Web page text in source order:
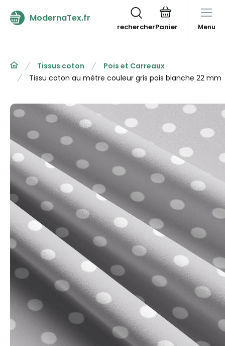
ModernaTex.fr
rechercher Menu
Tissus coton
Pois et Carreaux
Tissu coton au métre couleur gris pois blanche 22 mm